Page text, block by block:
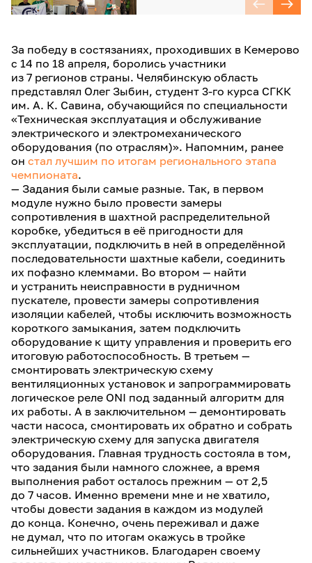
За победу в состязаниях, проходивших в Кемерово
с 14 по 18 апреля, боролись участники
из 7 регионов страны. Челябинскую область
представлял Олег Зыбин, студент 3-го курса СГКК
им. А. К. Савина, обучающийся по специальности
«Техническая эксплуатация и обслуживание
электрического и электромеханического
оборудования (по отраслям)». Напомним, ранее
он стал лучшим по итогам регионального этапа
чемпионата.
— Задания были самые разные. Так, в первом
модуле нужно было провести замеры
сопротивления в шахтной распределительной
коробке, убедиться в её пригодности для
эксплуатации, подключить в ней в определённой
последовательности шахтные кабели, соединить
их пофазно клеммами. Во втором — найти
и устранить неисправности в рудничном
пускателе, провести замеры сопротивления
изоляции кабелей, чтобы исключить возможность
короткого замыкания, затем подключить
оборудование к щиту управления и проверить его
итоговую работоспособность. В третьем —
смонтировать электрическую схему
вентиляционных установок и запрограммировать
логическое реле ONI под заданный алгоритм для
их работы. А в заключительном — демонтировать
части насоса, смонтировать их обратно и собрать
электрическую схему для запуска двигателя
оборудования. Главная трудность состояла в том,
что задания были намного сложнее, а время
выполнения работ осталось прежним — от 2,5
до 7 часов. Именно времени мне и не хватило,
чтобы довести задания в каждом из модулей
до конца. Конечно, очень переживал и даже
не думал, что по итогам окажусь в тройке
сильнейших участников. Благодарен своему